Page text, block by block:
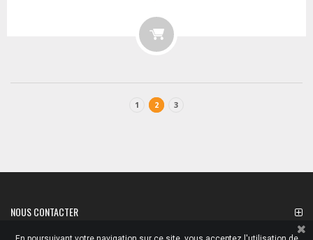
1 2 3
NOUS CONTACTER